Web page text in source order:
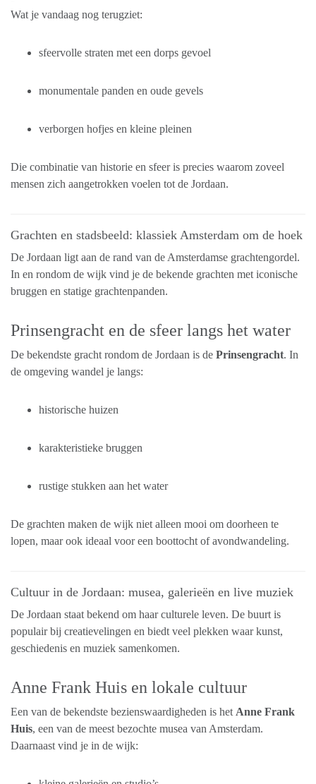
Wat je vandaag nog terugziet:
sfeervolle straten met een dorps gevoel
monumentale panden en oude gevels
verborgen hofjes en kleine pleinen
Die combinatie van historie en sfeer is precies waarom zoveel
mensen zich aangetrokken voelen tot de Jordaan.
Grachten en stadsbeeld: klassiek Amsterdam om de hoek
De Jordaan ligt aan de rand van de Amsterdamse grachtengordel.
In en rondom de wijk vind je de bekende grachten met iconische
bruggen en statige grachtenpanden.
Prinsengracht en de sfeer langs het water
De bekendste gracht rondom de Jordaan is de Prinsengracht. In
de omgeving wandel je langs:
historische huizen
karakteristieke bruggen
rustige stukken aan het water
De grachten maken de wijk niet alleen mooi om doorheen te
lopen, maar ook ideaal voor een boottocht of avondwandeling.
Cultuur in de Jordaan: musea, galerieën en live muziek
De Jordaan staat bekend om haar culturele leven. De buurt is
populair bij creatievelingen en biedt veel plekken waar kunst,
geschiedenis en muziek samenkomen.
Anne Frank Huis en lokale cultuur
Een van de bekendste bezienswaardigheden is het Anne Frank
Huis, een van de meest bezochte musea van Amsterdam.
Daarnaast vind je in de wijk: